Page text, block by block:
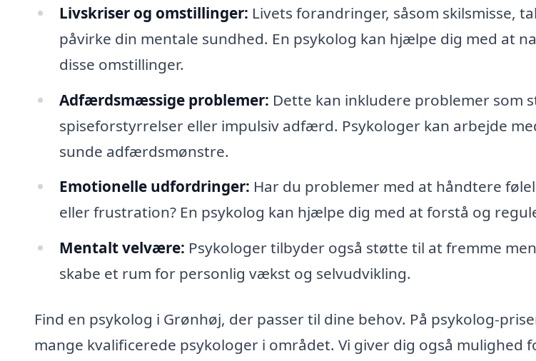
Livskriser og omstillinger: Livets forandringer, såsom skilsmisse,
påvirke din mentale sundhed. En psykolog kan hjælpe dig med at
disse omstillinger.
Adfærdsmæssige problemer: Dette kan inkludere problemer som
spiseforstyrrelser eller impulsiv adfærd. Psykologer kan arbejde
sunde adfærdsmønstre.
Emotionelle udfordringer: Har du problemer med at håndtere
eller frustration? En psykolog kan hjælpe dig med at forstå og
Mentalt velvære: Psykologer tilbyder også støtte til at fremme
skabe et rum for personlig vækst og selvudvikling.
Find en psykolog i Grønhøj, der passer til dine behov. På psykolog-
mange kvalificerede psykologer i området. Vi giver dig også mulighed